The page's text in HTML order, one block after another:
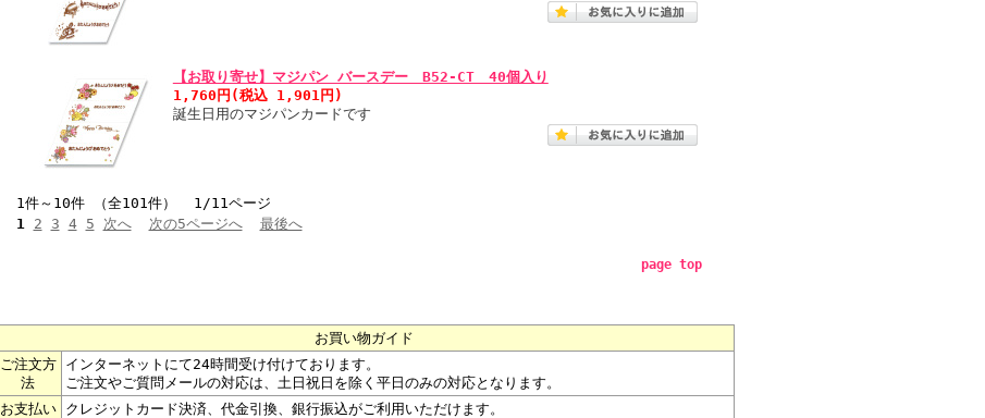
【お取り寄せ】マジパン バースデー B52-CT 40個入り
1,760円(税込 1,901円)
誕生日用のマジパンカードです
1件～10件 （全101件） 1/11ページ
1
2 3 4 5 次へ 次の5ページへ 最後へ
page top
お買い物ガイド
ご注文方
法
インターネットにて24時間受け付けております。
ご注文やご質問メールの対応は、土日祝日を除く平日のみの対応となります。
お支払い
クレジットカード決済、代金引換、銀行振込がご利用いただけます。